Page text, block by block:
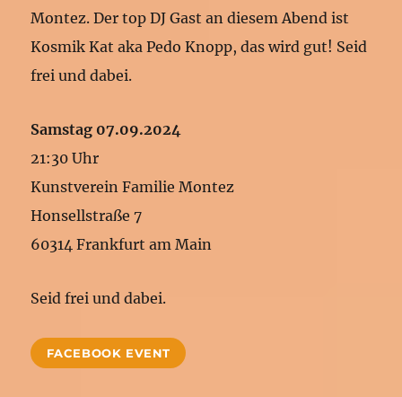
Montez. Der top DJ Gast an diesem Abend ist
Kosmik Kat aka Pedo Knopp, das wird gut! Seid
frei und dabei.
Samstag 07.09.2024
21:30 Uhr
Kunstverein Familie Montez
Honsellstraße 7
60314 Frankfurt am Main
Seid frei und dabei.
FACEBOOK EVENT